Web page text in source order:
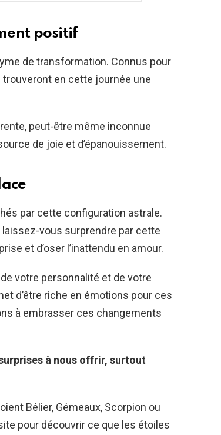
positif
de transformation. Connus pour
en cette journée une
peut-être même inconnue
de joie et d’épanouissement.
par cette configuration astrale.
laissez-vous surprendre par cette
et d’oser l’inattendu en amour.
votre personnalité et de votre
d’être riche en émotions pour ces
à embrasser ces changements
à nous offrir, surtout
Bélier, Gémeaux, Scorpion ou
pour découvrir ce que les étoiles